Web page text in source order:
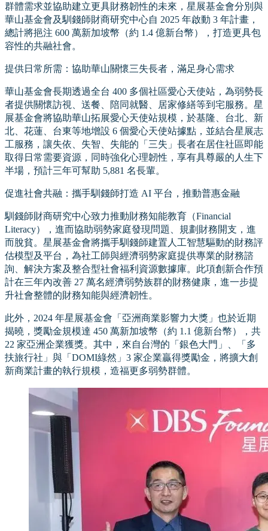
群體需求並協助建立更具財務韌性的未來，星展基金會分別與
華山基金會及馴錢師財商研究中心自 2025 年啟動 3 年計畫，
總計將挹注 600 萬新加坡幣（約 1.4 億新台幣），打造更具包
容性的共融社會。
提供日常所需：協助華山關懷三失長者，滿足身心需求
華山基金會長期透過全台 400 多個社區愛心天使站，為弱勢長
者提供關懷訪視、送餐、陪同就醫、居家修繕等到宅服務。星
展基金會將協助華山拓展愛心天使站規模，於基隆、台北、新
北、花蓮、台東等地增設 6 個愛心天使站據點，並結合星展志
工服務，讓失依、失智、失能的「三失」長者在居住社區即能
取得日常需要資源，同時強化心理韌性，享有具尊嚴的人生下
半場，預計三年可幫助 5,881 名長輩。
促進社會共融：攜手馴錢師打造 AI 平台，推動普惠金融
馴錢師財商研究中心致力推動財務知能教育（Financial
Literacy），進而協助弱勢家庭發現問題、規劃財務開支，進
而脫貧。星展基金會將攜手馴錢師建置人工智慧驅動的財務評
估模型及平台，為社工師與經濟弱勢家庭提供專業的財務諮
詢、解決方案及整合型社會福利資源數據庫。此項創新合作預
計在三年內改善 27 萬名經濟弱勢族群的財務健康，進一步提
升社會整體的財務知能與經濟韌性。
此外，2024 年星展基金會「亞洲商業影響力大獎」也於近期
揭曉，獎勵金規模達 450 萬新加坡幣（約 1.1 億新台幣），共
22 家亞洲企業獲獎。其中，來自台灣的「銀色大門」、「多
扶旅行社」與「DOMI綠然」3 家企業贏得獎勵金，將擴大創
新商業計畫的執行規模，造福更多弱勢群體。